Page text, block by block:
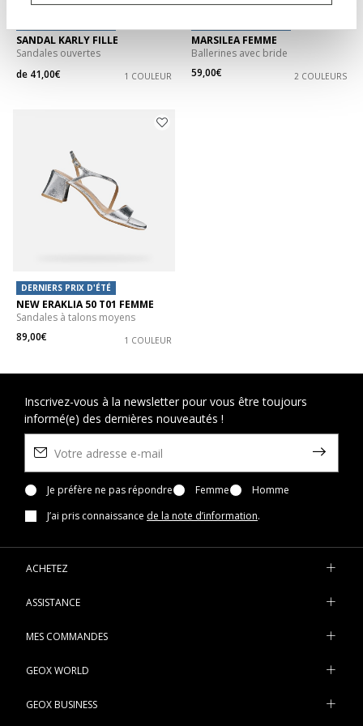
SANDAL KARLY FILLE
Sandales ouvertes
de 41,00€ 1 COULEUR
MARSILEA FEMME
Ballerines avec bride
59,00€
2 COULEURS
DERNIERS PRIX D'ÉTÉ
NEW ERAKLIA 50 T01 FEMME
Sandales à talons moyens
89,00€
1 COULEUR
Inscrivez-vous à la newsletter pour vous être toujours
informé(e) des dernières nouveautés !
Je préfère ne pas répondre Femme
Homme
J’ai pris connaissance de la note d’information.
ACHETEZ
ASSISTANCE
MES COMMANDES
GEOX WORLD
GEOX BUSINESS